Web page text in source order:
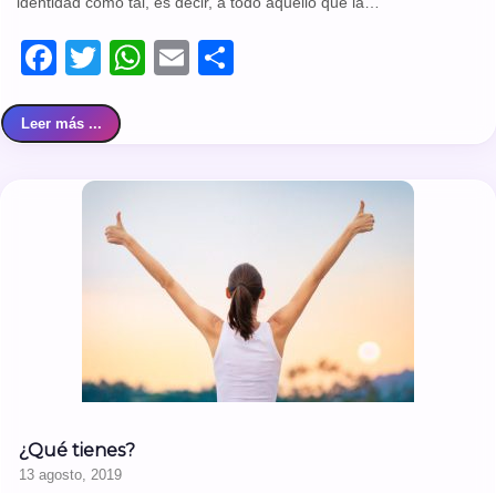
Facebook
TwitterWhatsApp
Email
Leer más ...
¿Qué tienes?
13 agosto, 2019